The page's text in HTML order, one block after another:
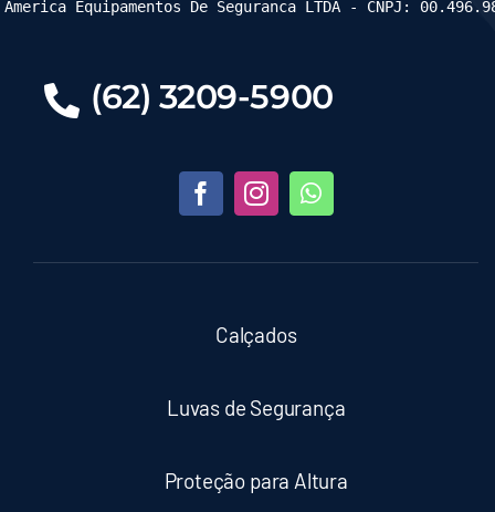
(62) 3209-5900
Calçados
Luvas de Segurança
Proteção para Altura
Equipamentos De Seguranca LTDA - CNPJ: